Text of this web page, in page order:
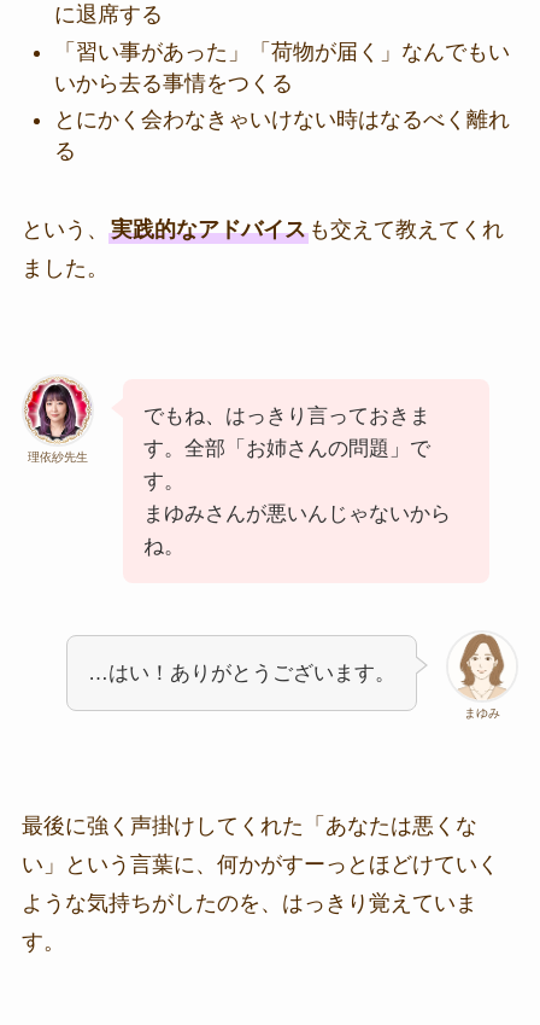
に退席する
「習い事があった」「荷物が届く」なんでもい
いから去る事情をつくる
とにかく会わなきゃいけない時はなるべく離れ
る
という、 実践的なアドバイスも交えて教えてくれ
ました。
理依紗先生
でもね、はっきり言っておきま
す。全部「お姉さんの問題」で
す。
まゆみさんが悪いんじゃないから
ね。
まゆみ
…はい！ありがとうございます。
最後に強く声掛けしてくれた「あなたは悪くな
い」という言葉に、何かがすーっとほどけていく
ような気持ちがしたのを、はっきり覚えていま
す。